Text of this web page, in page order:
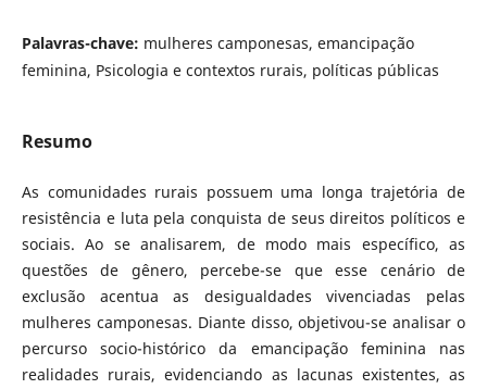
Palavras-chave: mulheres camponesas, emancipação
feminina, Psicologia e contextos rurais, políticas públicas
Resumo
As comunidades rurais possuem uma longa trajetória de
resistência e luta pela conquista de seus direitos políticos e
sociais. Ao se analisarem, de modo mais específico, as
questões de gênero, percebe-se que esse cenário de
exclusão acentua as desigualdades vivenciadas pelas
mulheres camponesas. Diante disso, objetivou-se analisar o
percurso socio-histórico da emancipação feminina nas
realidades rurais, evidenciando as lacunas existentes, as